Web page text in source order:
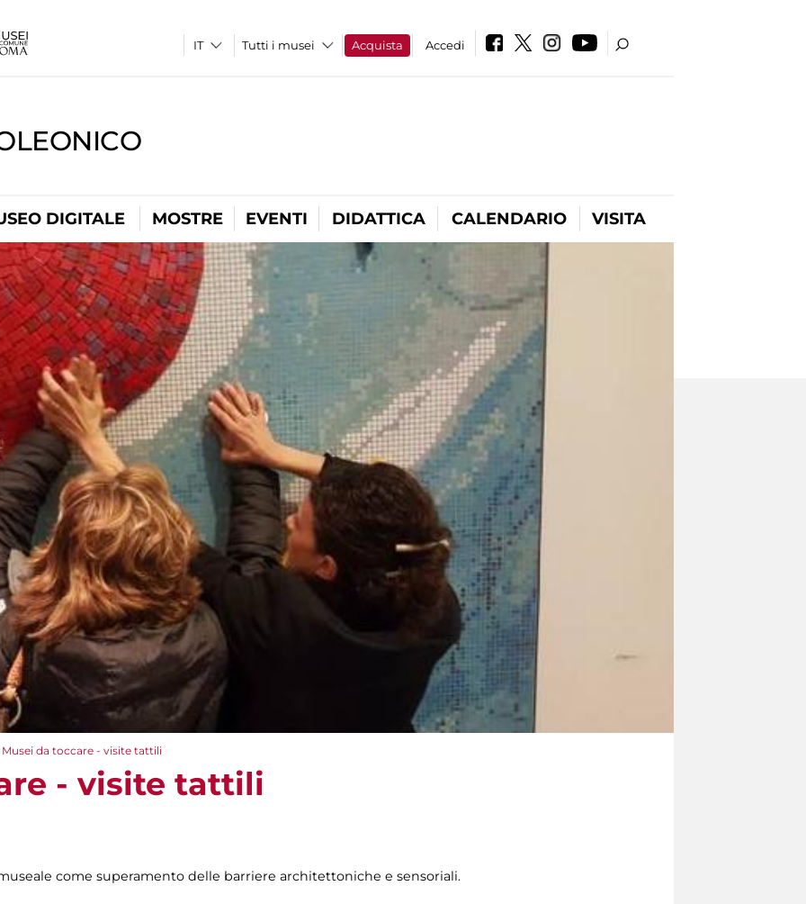
Tutti i musei Acquista Accedi
DIGITALE MOSTRE EVENTI DIDATTICA CALENDARIO VISITA
Musei da toccare - visite tattili
- visite tattili
museale come superamento delle barriere architettoniche e sensoriali.